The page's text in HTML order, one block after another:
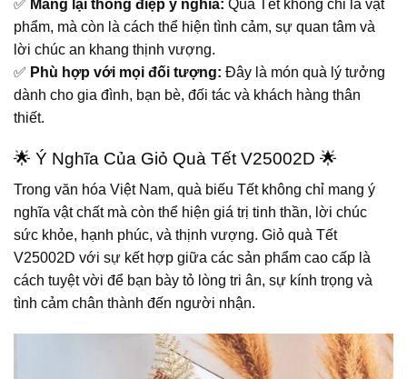
✅ Mang lại thông điệp ý nghĩa: Quà Tết không chỉ là vật
phẩm, mà còn là cách thể hiện tình cảm, sự quan tâm và
lời chúc an khang thịnh vượng.
✅ Phù hợp với mọi đối tượng: Đây là món quà lý tưởng
dành cho gia đình, bạn bè, đối tác và khách hàng thân
thiết.
🌟 Ý Nghĩa Của Giỏ Quà Tết V25002D 🌟
Trong văn hóa Việt Nam, quà biếu Tết không chỉ mang ý
nghĩa vật chất mà còn thể hiện giá trị tinh thần, lời chúc
sức khỏe, hạnh phúc, và thịnh vượng. Giỏ quà Tết
V25002D với sự kết hợp giữa các sản phẩm cao cấp là
cách tuyệt vời để bạn bày tỏ lòng tri ân, sự kính trọng và
tình cảm chân thành đến người nhận.